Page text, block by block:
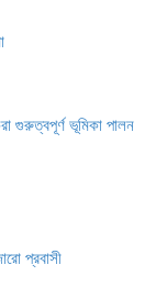
গুরুত্বপূর্ণ ভূমিকা পালন
প্রবাসী